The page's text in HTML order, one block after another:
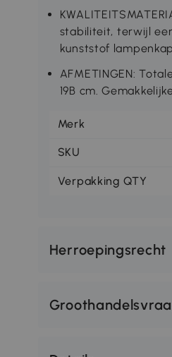
stabiliteit, terwijl
kunststof
AFMETINGEN:
19B cm.
Merk
SKU
Verpakking QTY
Herroepingsrecht